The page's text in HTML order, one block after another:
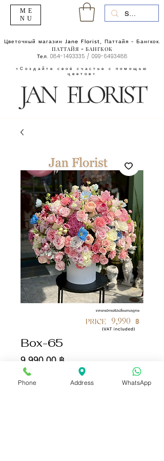
«Создайте своё счастье с помощью
цветов»
Цветочный магазин Jane Florist, Паттайя - Бангкок.
ПАТТАЙЯ - БАНГКОК
Тел. 084-1493335 / 099-6493488
ME
NU
Box-65
9 990,00 ฿Цена
Количество
Phone Address WhatsApp